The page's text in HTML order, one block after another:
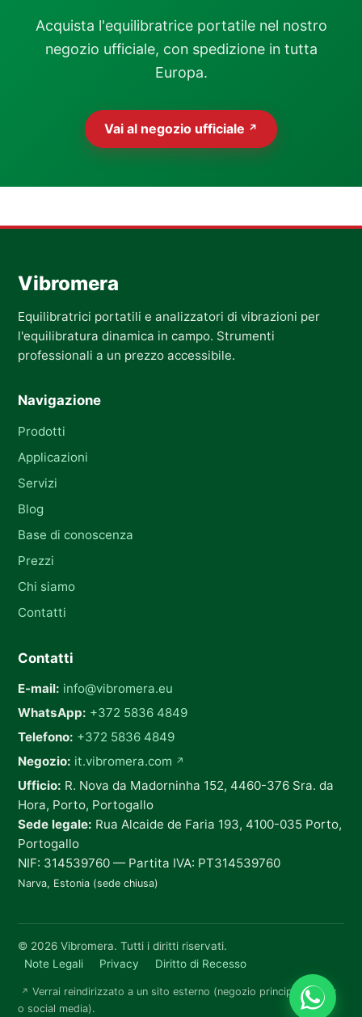
Acquista l'equilibratrice portatile nel nostro
negozio ufficiale, con spedizione in tutta
Europa.
Vai al negozio ufficiale ↗
Vibromera
Equilibratrici portatili e analizzatori di vibrazioni per
l'equilibratura dinamica in campo. Strumenti
professionali a un prezzo accessibile.
Navigazione
Prodotti
Applicazioni
Servizi
Blog
Base di conoscenza
Prezzi
Chi siamo
Contatti
Contatti
E-mail: info@vibromera.eu
WhatsApp: +372 5836 4849
Telefono: +372 5836 4849
Negozio: it.vibromera.com ↗
Ufficio: R. Nova da Madorninha 152, 4460-376 Sra. da
Hora, Porto, Portogallo
Sede legale: Rua Alcaide de Faria 193, 4100-035 Porto,
Portogallo
NIF: 314539760 — Partita IVA: PT314539760
Narva, Estonia (sede chiusa)
© 2026 Vibromera. Tutti i diritti riservati.
Note Legali
Privacy Diritto di Recesso
↗ Verrai reindirizzato a un sito esterno (negozio principale, eBay
o social media).